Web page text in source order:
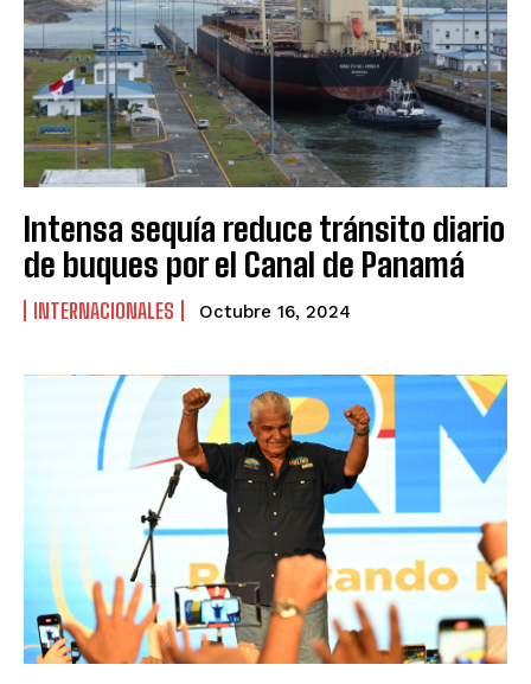
Intensa sequía reduce tránsito diario
de buques por el Canal de Panamá
INTERNACIONALES Octubre 16, 2024